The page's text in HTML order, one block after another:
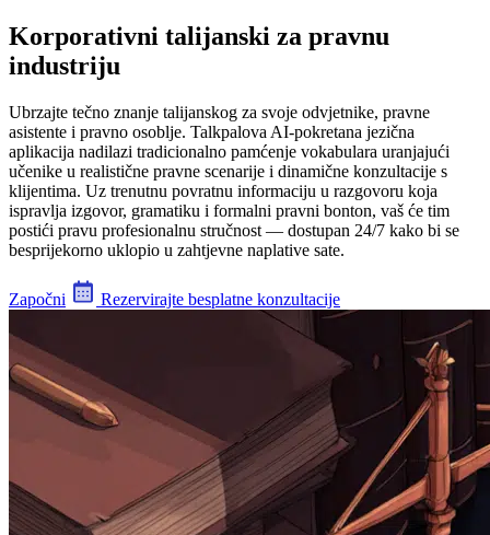
Korporativni talijanski za pravnu
industriju
Ubrzajte tečno znanje talijanskog za svoje odvjetnike, pravne
asistente i pravno osoblje. Talkpalova AI-pokretana jezična
aplikacija nadilazi tradicionalno pamćenje vokabulara uranjajući
učenike u realistične pravne scenarije i dinamične konzultacije s
klijentima. Uz trenutnu povratnu informaciju u razgovoru koja
ispravlja izgovor, gramatiku i formalni pravni bonton, vaš će tim
postići pravu profesionalnu stručnost — dostupan 24/7 kako bi se
besprijekorno uklopio u zahtjevne naplative sate.
Započni Rezervirajte besplatne konzultacije